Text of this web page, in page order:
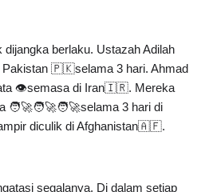
berlaku. Ustazah Adilah
Pakistan 🇵🇰selama 3 hari. Ahmad
👁semasa di Iran🇮🇷. Mereka
🧑‍🚀🧑‍🚀🧑‍🚀selama 3 hari di
diculik di Afghanistan🇦🇫.
segalanya. Di dalam setiap